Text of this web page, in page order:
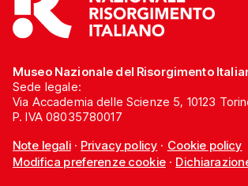
Museo Nazionale del Risorgimento
Sede legale:
Via Accademia delle Scienze 5, 10123
P. IVA 08035780017
Note legali· Privacy policy · Cookie policy
Modifica preferenze cookie·